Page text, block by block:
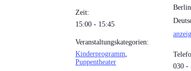
Zeit:
15:00 - 15:45
Veranstaltungskategorien:
Kinderprogramm,
Puppentheater
Berlin
030 -